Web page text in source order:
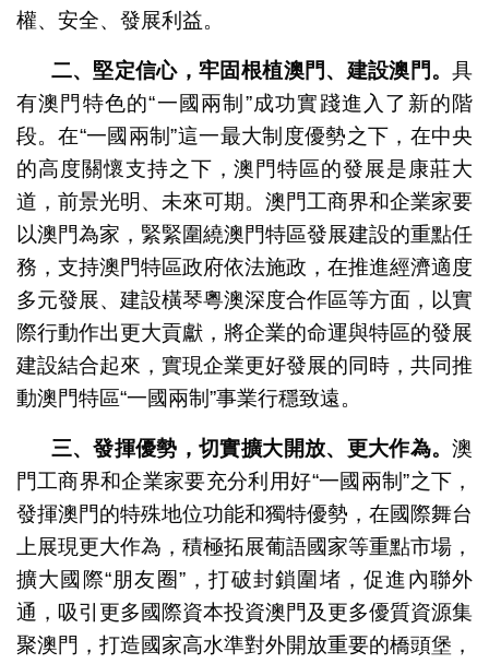
權、安全、發展利益。
二、堅定信心，牢固根植澳門、建設澳門。具
有澳門特色的“一國兩制”成功實踐進入了新的階
段。在“一國兩制”這一最大制度優勢之下，在中央
的高度關懷支持之下，澳門特區的發展是康莊大
道，前景光明、未來可期。澳門工商界和企業家要
以澳門為家，緊緊圍繞澳門特區發展建設的重點任
務，支持澳門特區政府依法施政，在推進經濟適度
多元發展、建設橫琴粵澳深度合作區等方面，以實
際行動作出更大貢獻，將企業的命運與特區的發展
建設結合起來，實現企業更好發展的同時，共同推
動澳門特區“一國兩制”事業行穩致遠。
三、發揮優勢，切實擴大開放、更大作為。澳
門工商界和企業家要充分利用好“一國兩制”之下，
發揮澳門的特殊地位功能和獨特優勢，在國際舞台
上展現更大作為，積極拓展葡語國家等重點市場，
擴大國際“朋友圈”，打破封鎖圍堵，促進內聯外
通，吸引更多國際資本投資澳門及更多優質資源集
聚澳門，打造國家高水準對外開放重要的橋頭堡，